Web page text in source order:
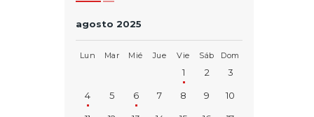
agosto 2025
Lun Mar Mié Jue Vie Sáb Dom
1 2 3
4 5 6 7 8 9 10